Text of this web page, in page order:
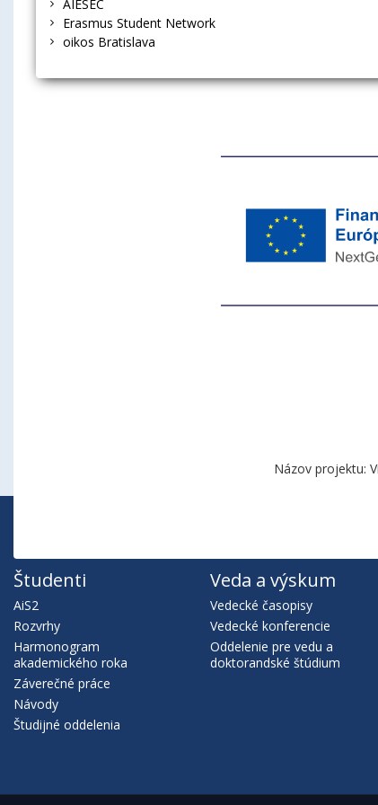
AIESEC
Erasmus Student Network
oikos Bratislava
Názov projektu:
Študenti
AiS2
Rozvrhy
Harmonogram
akademického roka
Záverečné práce
Návody
Študijné oddelenia
Veda a výskum
Vedecké časopisy
Vedecké konferencie
Oddelenie pre vedu a
doktorandské štúdium